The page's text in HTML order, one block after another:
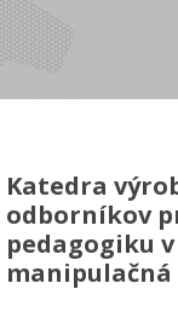
Katedra
odborníkov
pedagogiku